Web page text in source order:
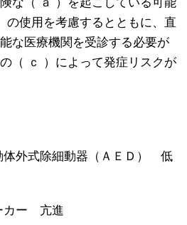
の使用を考慮するとともに、直
な医療機関を受診する必要が
（ ｃ ）によって発症リスクが
外式除細動器（ＡＥＤ） 低
カー 亢進